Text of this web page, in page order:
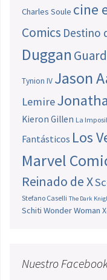
Charles Soule cine
Comics Destino
Duggan
Tynion IV Jason
Lemire
Kieron Gillen La
Fantásticos Los
Marvel
Reinado de X
Stefano Caselli The Dark
Schiti Wonder Woman
Nuestro